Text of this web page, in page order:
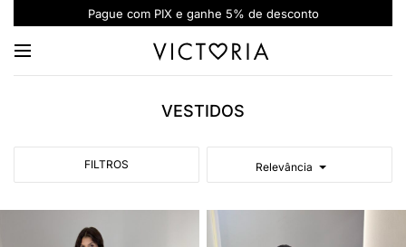
Parcele sua compra em até 6x sem juros
VESTIDOS
Relevância
FILTROS